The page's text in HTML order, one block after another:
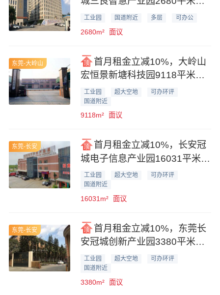
业厂房业主直租
工业园 国道附近 多层 可办公
2680m² 面议
东莞-大岭山
首月租金立减10%，大岭山
宏恒景新塘科技园9118平米一
楼便宜厂房业主直租
工业园 超大空地
可办环评
国道附近
9118m² 面议
东莞-长安
首月租金立减10%，长安冠
城电子信息产业园16031平米厂
房仓库业主直租
工业园 超大空地
可办环评
国道附近
16031m² 面议
东莞-长安
首月租金立减10%，东莞长
安冠城创新产业园3380平米花
园式厂房业主直租
工业园 超大空地
可办环评
国道附近
3380m² 面议